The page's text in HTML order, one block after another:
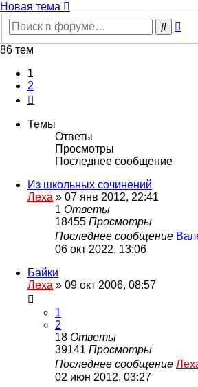
Новая тема
Поиск
86 тем
1
2
Темы
Ответы
Просмотры
Последнее сообщение
Из школьных сочинений
Леха » 07 янв 2012, 22:41
1 Ответы
18455 Просмотры
Последнее сообщение
06 окт 2022, 13:06
Байки
Леха » 09 окт 2006, 08:57
1
2
18 Ответы
39141 Просмотры
Последнее сообщение
02 июн 2012, 03:27